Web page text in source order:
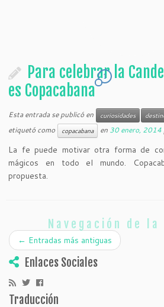
Para celebrar la
es Copacabana
1
Esta entrada se publicó en curiosidades
etiquetó como
copacabana en 30 enero, 2014
La fe puede motivar otra forma de
mágicos en todo el mundo.
propuesta.
Navegación de
← Entradas más antiguas
Enlaces Sociales
Traducción